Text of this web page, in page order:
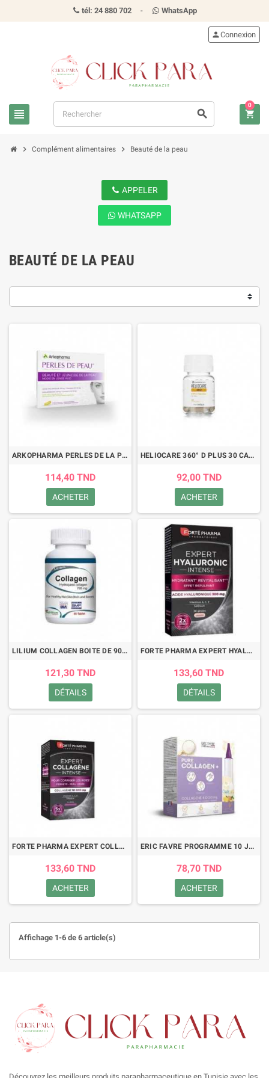
tél: 24 880 702 - WhatsApp
view_headline search
personConnexion
shopping_cart
0
chevron_right Complément alimentaires chevron_right Beauté de la peau
APPELER
WHATSAPP
BEAUTÉ DE LA PEAU
ARKOPHARMA PERLES DE LA PEAU 30 GELULES
114,40 TND
ACHETER
HELIOCARE 360° D PLUS 30 CAPSULES
92,00 TND
ACHETER
LILIUM COLLAGEN BOITE DE 90 COMPRIMES
121,30 TND
DÉTAILS
FORTE PHARMA EXPERT HYALURONIC INTENSE 30 GELULES
133,60 TND
DÉTAILS
FORTE PHARMA EXPERT COLLAGENE INTENSE 14 STICKS
133,60 TND
ACHETER
ERIC FAVRE PROGRAMME 10 JOURS PURE COLLAGEN+ 10*15ML
78,70 TND
ACHETER
Affichage 1-6 de 6 article(s)